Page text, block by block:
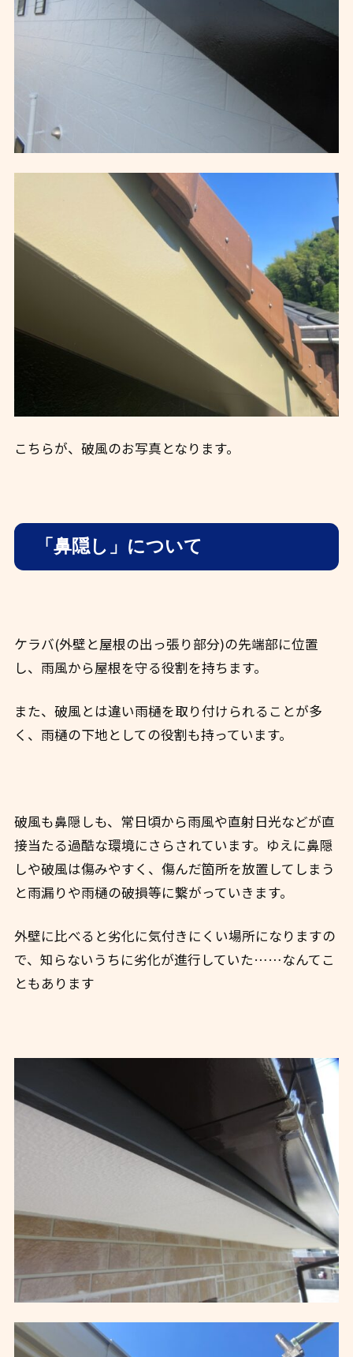
こちらが、破風のお写真となります。
「鼻隠し」について
ケラバ(外壁と屋根の出っ張り部分)の先端部に位置
し、雨風から屋根を守る役割を持ちます。
また、破風とは違い雨樋を取り付けられることが多
く、雨樋の下地としての役割も持っています。
破風も鼻隠しも、常日頃から雨風や直射日光などが直
接当たる過酷な環境にさらされています。 ゆえに鼻隠
しや破風は傷みやすく、傷んだ箇所を放置してしまう
と雨漏りや雨樋の破損等に繋がっていきます。
外壁に比べると劣化に気付きにくい場所になりますの
で、知らないうちに劣化が進行していた……なんてこ
ともあります